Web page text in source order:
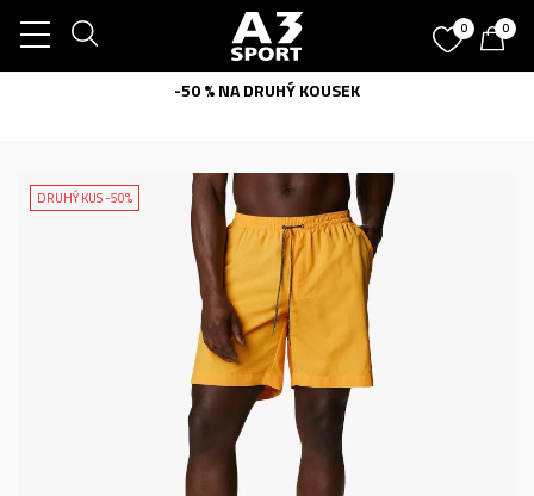
0 0
-50 % NA DRUHÝ KOUSEK
DRUHÝ KUS -50%